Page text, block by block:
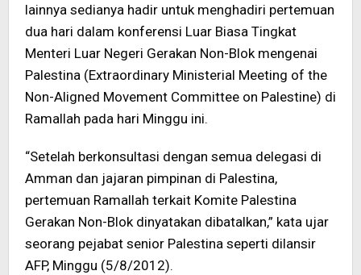
lainnya sedianya hadir untuk menghadiri pertemuan
dua hari dalam konferensi Luar Biasa Tingkat
Menteri Luar Negeri Gerakan Non-Blok mengenai
Palestina (Extraordinary Ministerial Meeting of the
Non-Aligned Movement Committee on Palestine) di
Ramallah pada hari Minggu ini.
“Setelah berkonsultasi dengan semua delegasi di
Amman dan jajaran pimpinan di Palestina,
pertemuan Ramallah terkait Komite Palestina
Gerakan Non-Blok dinyatakan dibatalkan,” kata ujar
seorang pejabat senior Palestina seperti dilansir
AFP, Minggu (5/8/2012).